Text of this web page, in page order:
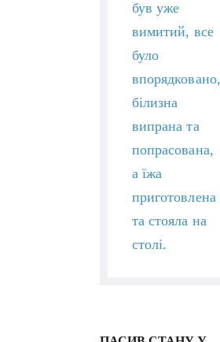
був уже
вимитий, все
було
впорядковано,
білизна
випрана та
попрасована,
а їжа
приготовлена
та стояла на
столі.